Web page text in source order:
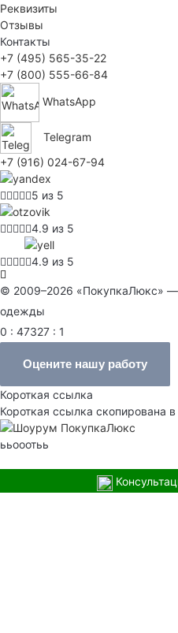
Реквизиты
Отзывы
Контакты
+7 (495) 565-35-22
+7 (800) 555-66-84
WhatsApp
Telegram
+7 (916) 024-67-94
5 из 5
4.9 из 5
4.9 из 5
© 2009–2026 «ПокупкаЛюкс» —
одежды
0 : 47327 : 1
Оцените нашу работу
Короткая ссылка
Короткая ссылка скопирована
ььооотьь